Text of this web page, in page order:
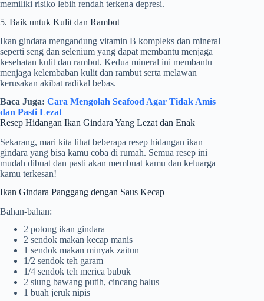
memiliki risiko lebih rendah terkena depresi.
5. Baik untuk Kulit dan Rambut
Ikan gindara mengandung vitamin B kompleks dan mineral
seperti seng dan selenium yang dapat membantu menjaga
kesehatan kulit dan rambut. Kedua mineral ini membantu
menjaga kelembaban kulit dan rambut serta melawan
kerusakan akibat radikal bebas.
Baca Juga: Cara Mengolah Seafood Agar Tidak Amis
dan Pasti Lezat
Resep Hidangan Ikan Gindara Yang Lezat dan Enak
Sekarang, mari kita lihat beberapa resep hidangan ikan
gindara yang bisa kamu coba di rumah. Semua resep ini
mudah dibuat dan pasti akan membuat kamu dan keluarga
kamu terkesan!
Ikan Gindara Panggang dengan Saus Kecap
Bahan-bahan:
2 potong ikan gindara
2 sendok makan kecap manis
1 sendok makan minyak zaitun
1/2 sendok teh garam
1/4 sendok teh merica bubuk
2 siung bawang putih, cincang halus
1 buah jeruk nipis